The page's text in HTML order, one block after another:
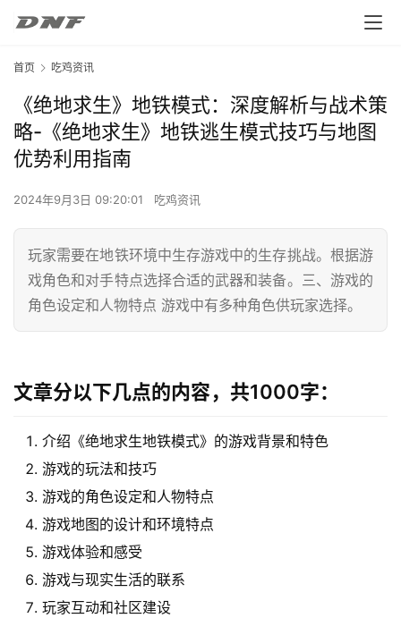
首页 吃鸡资讯
《绝地求生》地铁模式：深度解析与战术策
略-《绝地求生》地铁逃生模式技巧与地图
优势利用指南
2024年9月3日 09:20:01 吃鸡资讯
玩家需要在地铁环境中生存游戏中的生存挑战。根据游
戏角色和对手特点选择合适的武器和装备。三、游戏的
角色设定和人物特点 游戏中有多种角色供玩家选择。
文章分以下几点的内容，共1000字：
介绍《绝地求生地铁模式》的游戏背景和特色
游戏的玩法和技巧
游戏的角色设定和人物特点
游戏地图的设计和环境特点
游戏体验和感受
游戏与现实生活的联系
玩家互动和社区建设